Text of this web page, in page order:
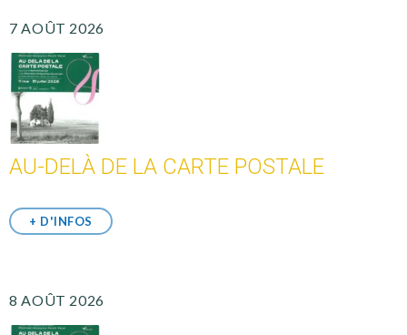
7 AOÛT 2026
AU-DELÀ DE LA CARTE POSTALE
+ D'INFOS
8 AOÛT 2026